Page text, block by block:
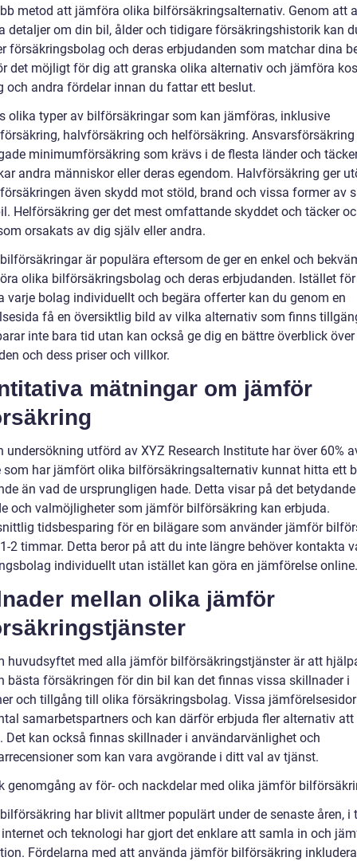
metod att jämföra olika bilförsäkringsalternativ. Genom att
detaljer om din bil, ålder och tidigare försäkringshistorik kan
försäkringsbolag och deras erbjudanden som matchar dina
det möjligt för dig att granska olika alternativ och jämföra
och andra fördelar innan du fattar ett beslut.
olika typer av bilförsäkringar som kan jämföras, inklusive
halvförsäkring och helförsäkring. Ansvarsförsäkring
minimumförsäkring som krävs i de flesta länder och
andra människor eller deras egendom. Halvförsäkring ger
även skydd mot stöld, brand och vissa former av
Helförsäkring ger det mest omfattande skyddet och täcker
orsakats av dig själv eller andra.
är populära eftersom de ger en enkel och
olika bilförsäkringsbolag och deras erbjudanden. Istället
varje bolag individuellt och begära offerter kan du genom en
få en översiktlig bild av vilka alternativ som finns
inte bara tid utan kan också ge dig en bättre överblick över
och dess priser och villkor.
mätningar om jämför
undersökning utförd av XYZ Research Institute har över 60%
som har jämfört olika bilförsäkringsalternativ kunnat hitta ett
än vad de ursprungligen hade. Detta visar på det betydande
och valmöjligheter som jämför bilförsäkring kan erbjuda.
tidsbesparing för en bilägare som använder jämför
2 timmar. Detta beror på att du inte längre behöver kontakta
individuellt utan istället kan göra en jämförelse online.
mellan olika jämför
huvudsyftet med alla jämför bilförsäkringstjänster är att
bästa försäkringen för din bil kan det finnas vissa skillnader i
och tillgång till olika försäkringsbolag. Vissa
samarbetspartners och kan därför erbjuda fler alternativ att
Det kan också finnas skillnader i användarvänlighet och
som kan vara avgörande i ditt val av tjänst.
genomgång av för- och nackdelar med olika jämför
har blivit alltmer populärt under de senaste åren, i
och teknologi har gjort det enklare att samla in och
Fördelarna med att använda jämför bilförsäkring